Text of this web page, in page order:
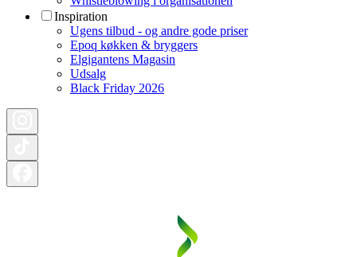
Inspiration
Ugens tilbud - og andre gode priser
Epoq køkken & bryggers
Elgigantens Magasin
Udsalg
Black Friday 2026